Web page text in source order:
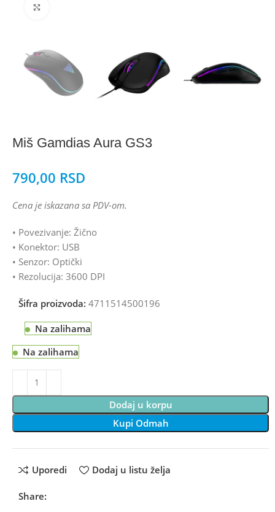
Miš Gamdias Aura GS3
790,00 RSD
Cena je iskazana sa PDV-om.
• Povezivanje: Žično
• Konektor: USB
• Senzor: Optički
• Rezolucija: 3600 DPI
Šifra proizvoda:4711514500196
Na zalihama
Na zalihama
Dodaj u korpu
Kupi Odmah
Uporedi Dodaj u listu želja
Share: